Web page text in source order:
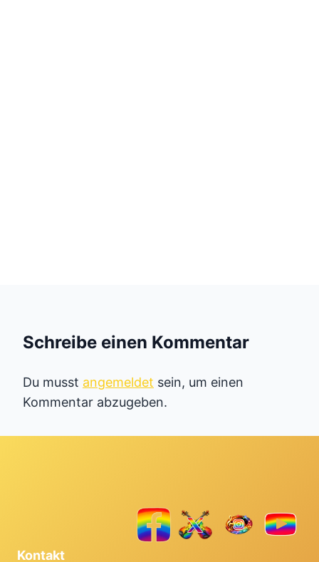
Schreibe einen Kommentar
Du musst angemeldet sein, um einen
Kommentar abzugeben.
Kontakt